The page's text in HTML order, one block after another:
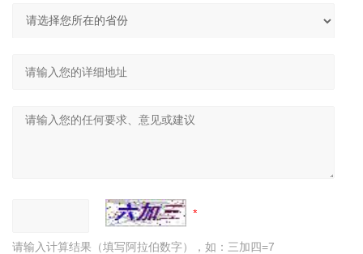
请输入计算结果（填写阿拉伯数字），如：三加四=7